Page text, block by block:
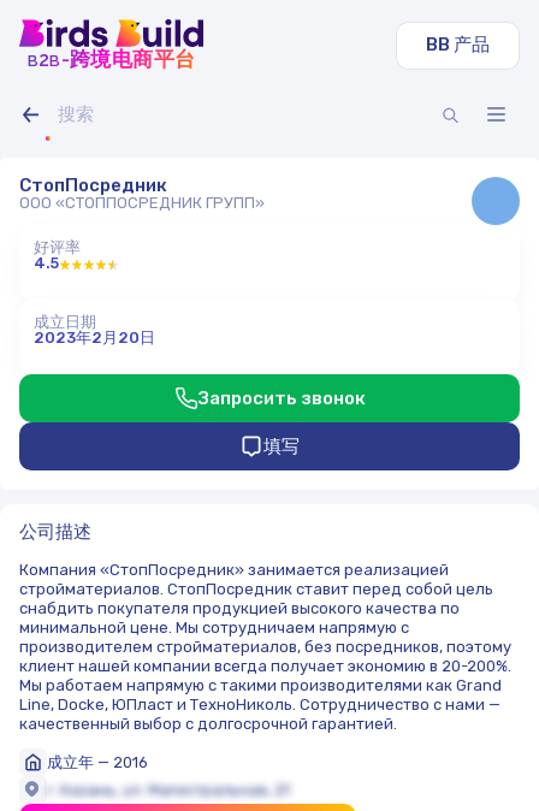
b2b-跨境电商平台
BB 产品
СтопПосредник
ООО «СТОППОСРЕДНИК ГРУПП»
Запросить звонок
填写
好评率
4.5
成立日期
2023年2月20日
公司描述
Компания «СтопПосредник» занимается реализацией
стройматериалов. СтопПосредник ставит перед собой цель
снабдить покупателя продукцией высокого качества по
минимальной цене. Мы сотрудничаем напрямую с
производителем стройматериалов, без посредников, поэтому
клиент нашей компании всегда получает экономию в 20-200%.
Мы работаем напрямую с такими производителями как Grand
Line, Docke, ЮПласт и ТехноНиколь. Сотрудничество с нами —
качественный выбор с долгосрочной гарантией.
成立年 — 2016
г. Казань, ул. Магистральная, 21